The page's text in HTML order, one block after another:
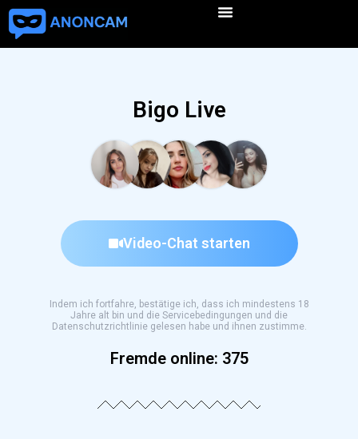
Bigo Live
Video-Chat starten
Indem ich fortfahre, bestätige ich, dass ich mindestens 18
Jahre alt bin und die Servicebedingungen und die
Datenschutzrichtlinie gelesen habe und ihnen zustimme.
Fremde online: 375